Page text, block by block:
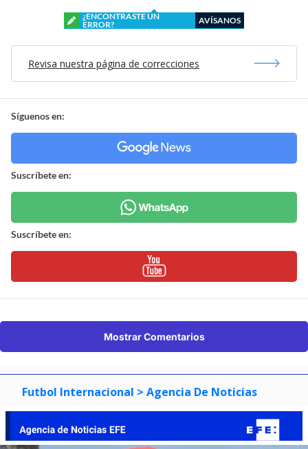
¿ENCONTRASTE UN
ERROR?
AVÍSANOS
Revisa nuestra página de correcciones
Síguenos en:
Suscríbete en:
Suscríbete en:
Mostrar Comentarios
Futbol Internacional > Agencia De Noticias